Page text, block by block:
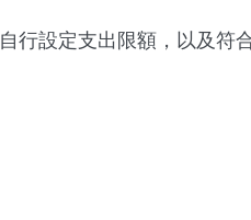
行設定支出限額，以及